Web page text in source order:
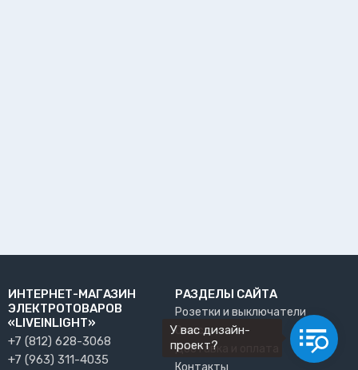
ИНТЕРНЕТ-МАГАЗИН
ЭЛЕКТРОТОВАРОВ
«LIVEINLIGHT»
+7 (812) 628-3068
+7 (963) 311-4035
РАЗДЕЛЫ САЙТА
Розетки и выключатели
О нас
Доставка и оплата
Контакты
У вас дизайн-
проект?